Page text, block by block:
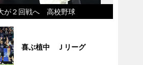
が２回戦へ 高校野球
喜ぶ植中 Ｊリーグ